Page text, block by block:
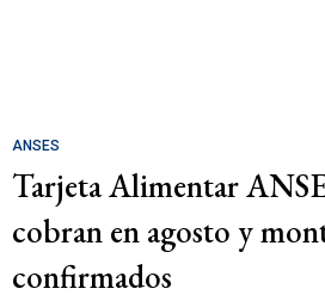
ANSES
Tarjeta Alimentar
cobran en agosto y
confirmados